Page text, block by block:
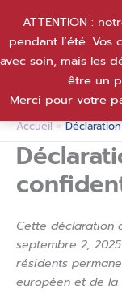
ATTENTION :
pendant l’été. Vos
avec soin, mais les
être un
Merci pour votre
contenu
Accueil
Cette déclaration
septembre 2,
résidents
européen et de la